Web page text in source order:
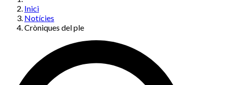
Inici
Notícies
Cròniques del ple